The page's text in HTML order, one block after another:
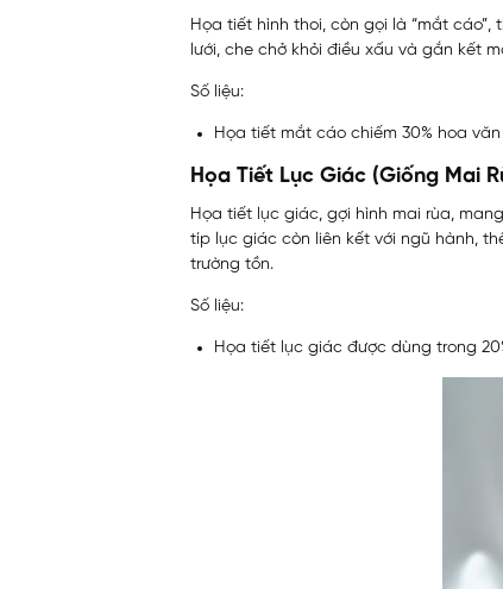
Họa tiết hình thoi, còn gọi là “mắt
lưới, che chở khỏi điều xấu và gắn kết
Số liệu:
Họa tiết mắt cáo chiếm 30% hoa
Họa Tiết Lục Giác (Giống Mai
Họa tiết lục giác, gợi hình mai rùa,
típ lục giác còn liên kết với ngũ hành,
trường tồn.
Số liệu:
Họa tiết lục giác được dùng trong